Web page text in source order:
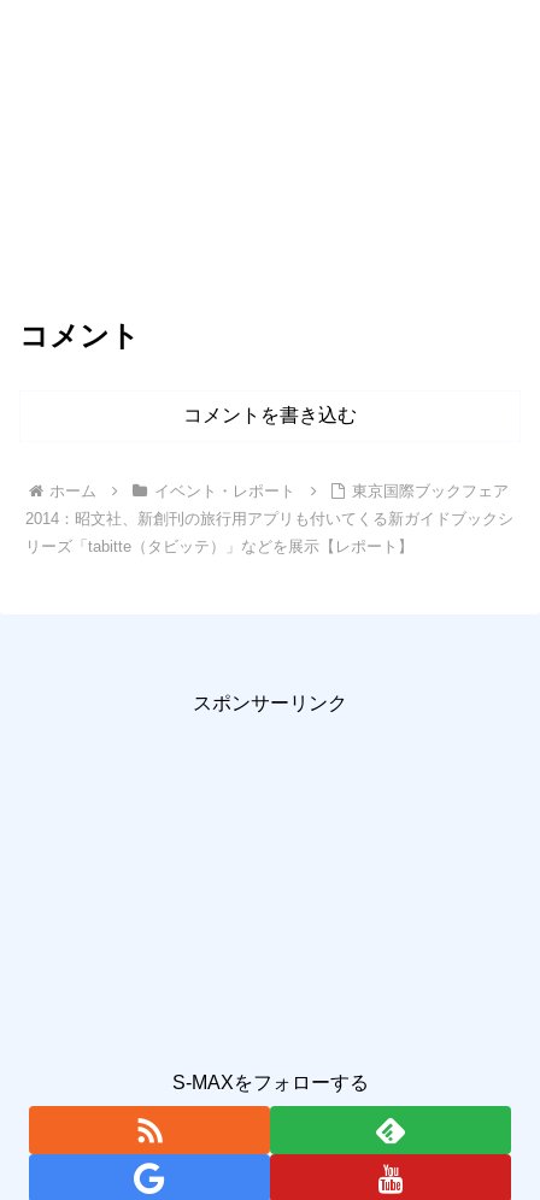
コメント
コメントを書き込む
ホーム イベント・レポート
東京国際ブックフェア
2014：昭文社、新創刊の旅行用アプリも付いてくる新ガイドブックシ
リーズ「tabitte（タビッテ）」などを展示【レポート】
スポンサーリンク
S-MAXをフォローする